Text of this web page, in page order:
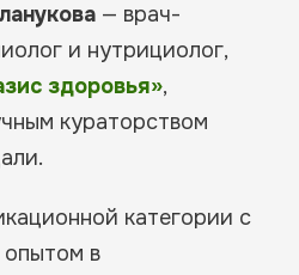
— врач-
и нутрициолог,
здоровья»,
кураторством
категории с
опытом в